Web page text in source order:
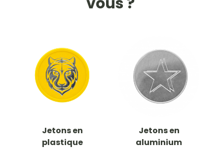
Jetons en
plastique
Jetons en
aluminium